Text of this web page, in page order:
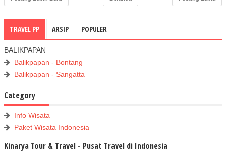
TRAVEL PP ARSIP POPULER
BALIKPAPAN
Balikpapan - Bontang
Balikpapan - Sangatta
Category
Info Wisata
Paket Wisata Indonesia
Kinarya Tour & Travel - Pusat Travel di Indonesia